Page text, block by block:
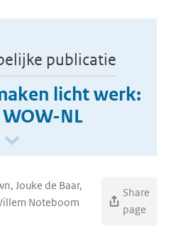
publicatie
licht werk:
NL
Jouke de Baar,
Noteboom
Share
page